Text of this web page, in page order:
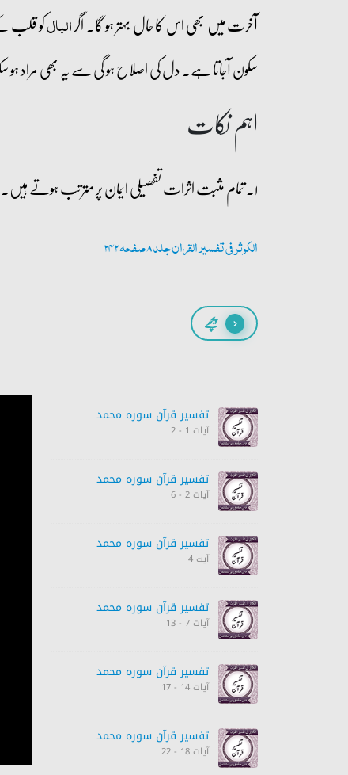
آخرت میں بھی اس کا حال بہتر ہو گا۔ اگرالبالکو قلب
سکون آجاتا ہے۔ دل کی اصلاح ہو گی سے یہ بھی مراد ہو
اہم نکات
۱۔ تمام مثبت اثرات تفصیلی ایمان پر مترتب ہوتے ہیں۔ اجمالی ایمان پر صرف ظاہری اثرات مترتب ہوتے ہیں۔
الکوثر فی تفسیر القران جلد 8 صفحہ 242
پیچھے
تفسیر قرآن سورہ ‎محمد
آیات 1 - 2
تفسیر قرآن سورہ ‎محمد
آیات 2 - 6
تفسیر قرآن سورہ ‎محمد
آیت 4
تفسیر قرآن سورہ ‎محمد
آیات 7 - 13
تفسیر قرآن سورہ ‎محمد
آیات 14 - 17
تفسیر قرآن سورہ ‎محمد
آیات 18 - 22